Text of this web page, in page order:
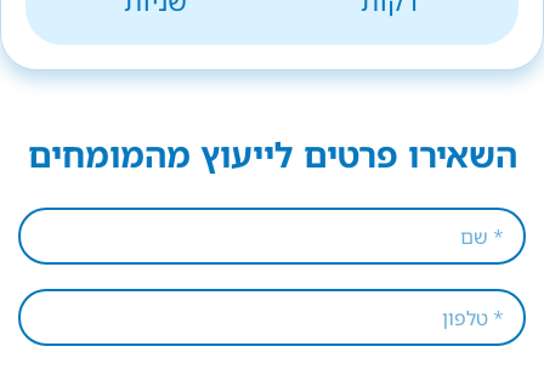
השאירו פרטים לייעוץ מהמומחים